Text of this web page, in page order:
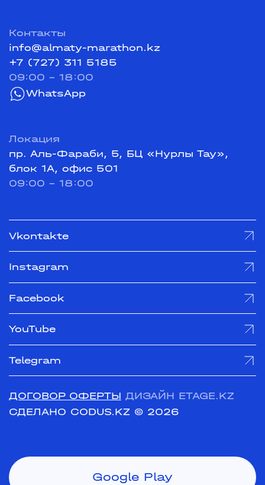
Контакты
info@almaty-marathon.kz
+7 (727) 311 5185
09:00 - 18:00
WhatsApp
Локация
пр. Аль-Фараби, 5, БЦ «Нурлы Тау»,
блок 1А, офис 501
09:00 - 18:00
Vkontakte
Instagram
Facebook
YouTube
Telegram
ДОГОВОР ОФЕРТЫ ДИЗАЙН ETAGE.KZ
СДЕЛАНО CODUS.KZ © 2026
Google Play